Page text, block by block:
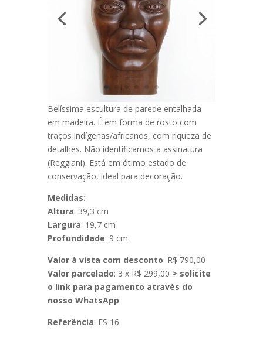
Belíssima escultura de parede entalhada
em madeira. É em forma de rosto com
traços indígenas/africanos, com riqueza de
detalhes. Não identificamos a assinatura
(Reggiani). Está em ótimo estado de
conservação, ideal para decoração.
Medidas:
Altura: 39,3 cm
Largura: 19,7 cm
Profundidade: 9 cm
Valor à vista com desconto: R$ 790,00
Valor parcelado: 3 x R$ 299,00 > solicite
o link para pagamento através do
nosso WhatsApp
Referência: ES 16